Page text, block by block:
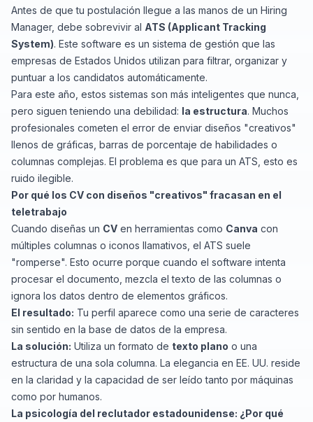
Antes de que tu postulación llegue a las manos de un Hiring
Manager, debe sobrevivir al ATS (Applicant Tracking
System). Este software es un sistema de gestión que las
empresas de Estados Unidos utilizan para filtrar, organizar y
puntuar a los candidatos automáticamente.
Para este año, estos sistemas son más inteligentes que nunca,
pero siguen teniendo una debilidad: la estructura. Muchos
profesionales cometen el error de enviar diseños "creativos"
llenos de gráficas, barras de porcentaje de habilidades o
columnas complejas. El problema es que para un ATS, esto es
ruido ilegible.
Por qué los CV con diseños "creativos" fracasan en el
teletrabajo
Cuando diseñas un CV en herramientas como Canva con
múltiples columnas o iconos llamativos, el ATS suele
"romperse". Esto ocurre porque cuando el software intenta
procesar el documento, mezcla el texto de las columnas o
ignora los datos dentro de elementos gráficos.
El resultado: Tu perfil aparece como una serie de caracteres
sin sentido en la base de datos de la empresa.
La solución: Utiliza un formato de texto plano o una
estructura de una sola columna. La elegancia en EE. UU. reside
en la claridad y la capacidad de ser leído tanto por máquinas
como por humanos.
La psicología del reclutador estadounidense: ¿Por qué